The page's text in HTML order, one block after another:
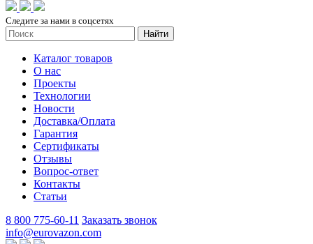
Следите за нами в соцсетях
Найти
Каталог товаров
О нас
Проекты
Технологии
Новости
Доставка/Оплата
Гарантия
Сертификаты
Отзывы
Вопрос-ответ
Контакты
Статьи
8 800 775-60-11 Заказать звонок
info@eurovazon.com